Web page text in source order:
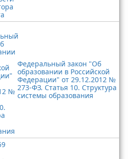
Федеральный закон "Об
образовании в Российской
Федерации" от 29.12.2012 №
273-ФЗ. Статья 10. Структура
системы образования